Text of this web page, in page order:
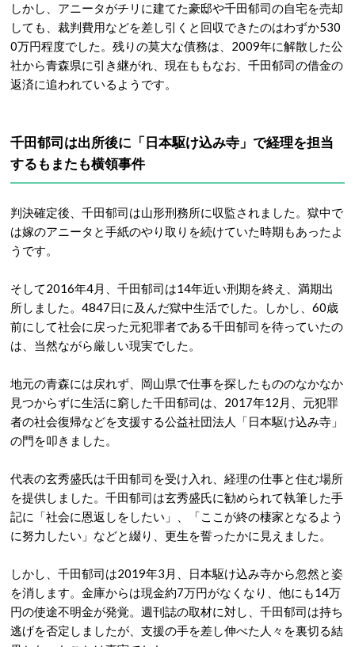
しかし、アニータがチリに建てた豪邸や千田郁司の自宅を売却
しても、裁判費用などを差し引くと回収できたのはわずか530
0万円程度でした。残りの莫大な債務は、2009年に解散した公
社から青森県に引き継がれ、現在ももなお、千田郁司の借金の
返済に追われているようです。
千田郁司は出所後に「日本駆け込み寺」で経理を担当
するもまたも横領事件
判決確定後、千田郁司は山形刑務所に収監されました。獄中で
は嫁のアニータと手紙のやり取りを続けていた時期もあったよ
うです。
そして2016年4月、千田郁司は14年近い刑期を終え、満期出
所しました。4847日に及んだ獄中生活でした。しかし、60歳
前にして社会に戻った元犯罪者である千田郁司を待っていたの
は、当然ながら厳しい現実でした。
地元の青森には戻れず、岡山県で仕事を探したもののなかなか
見つからずに生活に窮した千田郁司は、2017年12月、元犯罪
者の社会復帰などを支援する公益社団法人「日本駆け込み寺」
の門を叩きました。
代表の玄秀盛氏は千田郁司を受け入れ、経理の仕事と住む場所
を提供しました。千田郁司は玄秀盛氏に勧められて執筆した手
記に「社会に恩返しをしたい」、「ここが終の棲家となるよう
に努力したい」などと綴り、更生を誓ったかに見えました。
しかし、千田郁司は2019年3月、日本駆け込み寺から忽然と姿
を消します。金庫からは現金約7万円がなくなり、他にも14万
円の使途不明金が発覚。週刊誌の取材に対し、千田郁司は持ち
逃げを否定しましたが、支援の手を差し伸べた人々を裏切る結